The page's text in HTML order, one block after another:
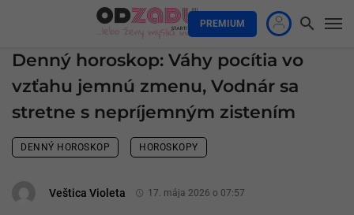
PREMIUM
Denný horoskop: Váhy pocítia vo
vzťahu jemnú zmenu, Vodnár sa
stretne s nepríjemným zistením
DENNÝ HOROSKOP HOROSKOPY
Veštica Violeta 17. mája 2026 o 07:57